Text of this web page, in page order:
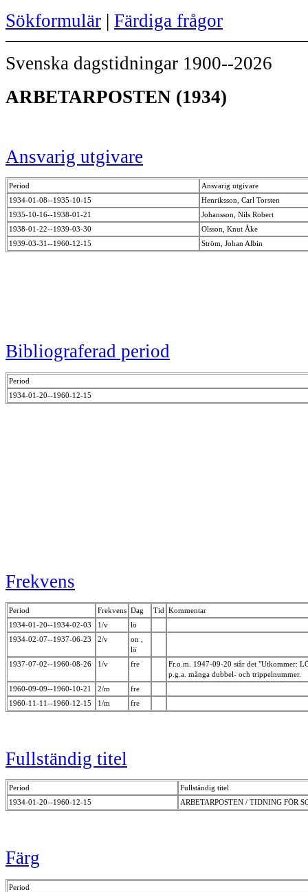
Sökformulär | Färdiga frågor
Svenska dagstidningar 1900--2026
ARBETARPOSTEN (1934)
Ansvarig utgivare
Period
Ansvarig utgivare
1934-01-08--1935-10-15
Henriksson, Carl Torsten
1935-10-16--1938-01-21
Johansson, Nils Robert
1938-01-22--1939-03-30
Olsson, Knut Åke
1939-03-31--1960-12-15
Ström, Johan Albin
Bibliograferad period
Period
1934-01-20--1960-12-15
Frekvens
Period Frekvens Dag Tid Kommentar
1934-01-20--1934-02-03
1/v
lö
1934-02-07--1937-06-23
2/v
on ,
lö
1937-07-02--1960-08-26
1/v fre
Fr.o.m. 1947-09-20 står det "Utkommer:
p.g.a. många dubbel- och trippelnummer.
1960-09-09--1960-10-21
2/m
fre
1960-11-11--1960-12-15
1/m fre
Fullständig titel
Period
Fullständig titel
1934-01-20--1960-12-15
ARBETARPOSTEN / TIDNING FÖR
Färg
Period